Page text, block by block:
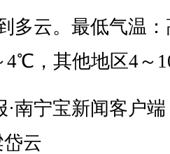
多云。最低气温
4℃，其他地区4～
·南宁宝新闻客户
云